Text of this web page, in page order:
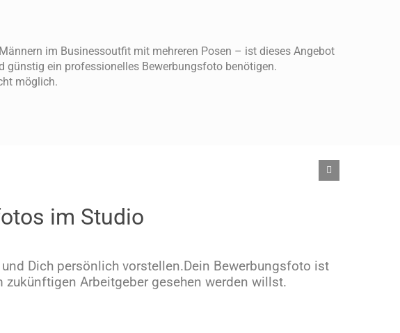
im Businessoutfit mit mehreren Posen – ist dieses Angebot
günstig ein professionelles Bewerbungsfoto benötigen.
möglich.
im Studio
Dich persönlich vorstellen.Dein Bewerbungsfoto ist
Arbeitgeber gesehen werden willst.